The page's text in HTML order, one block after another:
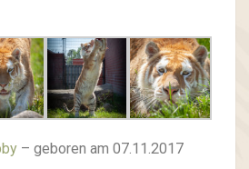
– geboren am 07.11.2017